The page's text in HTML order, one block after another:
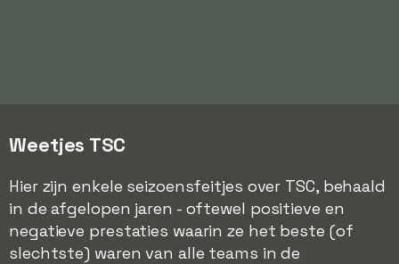
Weetjes TSC
Hier zijn enkele seizoensfeitjes over TSC, behaald
in de afgelopen jaren - oftewel positieve en
negatieve prestaties waarin ze het beste (of
slechtste) waren van alle teams in de